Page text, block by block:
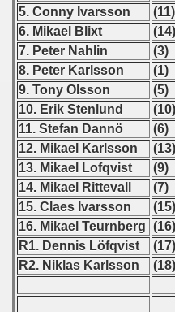
5. Conny Ivarsson
(11)
6. Mikael Blixt
(14)
7. Peter Nahlin
(3)
8. Peter Karlsson
(1)
9. Tony Olsson
(5)
10. Erik Stenlund
(10)
11. Stefan Dannö
(6)
12. Mikael Karlsson
(13)
13. Mikael Lofqvist
(9)
14. Mikael Rittevall
(7)
15. Claes Ivarsson
(15)
16. Mikael Teurnberg (16)
R1. Dennis Löfqvist
(17)
R2. Niklas Karlsson
(18)
Qualifications) - 1991
- 1991
Qualifications) - 1991
Qualifications) - 1991
Qualifications) - 1991
Slovacian
- 1991
- 1991
Round) - 1991